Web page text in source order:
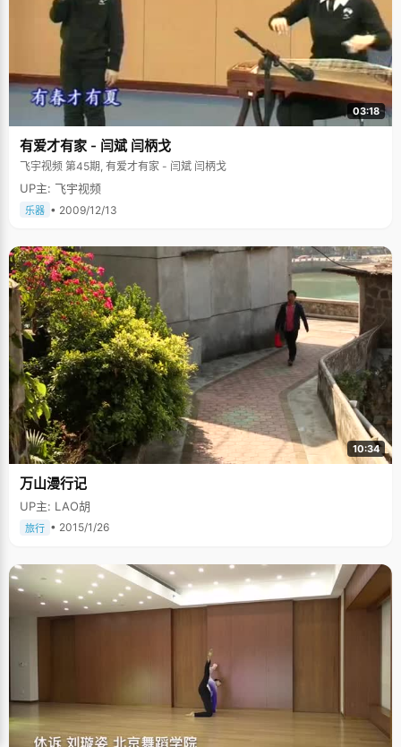
03:18
有爱才有家 - 闫斌 闫柄戈
飞宇视频 第45期, 有爱才有家 - 闫斌 闫柄戈
UP主: 飞宇视频
乐器 • 2009/12/13
10:34
万山漫行记
UP主: LAO胡
旅行 • 2015/1/26